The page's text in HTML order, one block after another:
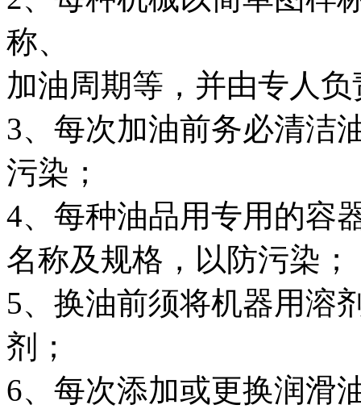
称、
加油周期等，并由专人
3、每次加油前务必清洁
污染；
4、每种油品用专用的容
名称及规格，以防污染；
5、换油前须将机器用溶
剂；
6、每次添加或更换润滑